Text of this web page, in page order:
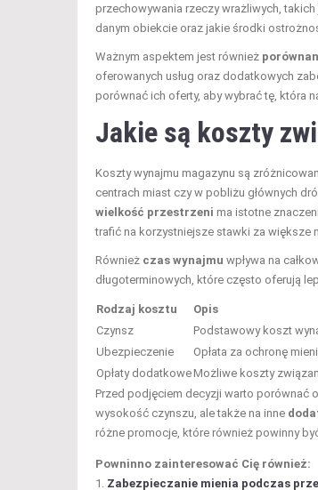
przechowywania rzeczy wrażliwych,
danym obiekcie oraz jakie środki
Ważnym aspektem jest również
oferowanych usług oraz dodatkowych
porównać ich oferty, aby wybrać tę, która
Jakie są koszty
Koszty wynajmu magazynu są
centrach miast czy w pobliżu głównych
wielkość przestrzeni ma istotne
trafić na korzystniejsze stawki za większe
Również czas wynajmu wpływa na
długoterminowych, które często oferują
Rodzaj kosztu
Opis
Czynsz
Podstawowy koszt
Ubezpieczenie
Opłata za ochronę
Opłaty dodatkoweMożliwe koszty
Przed podjęciem decyzji warto porównać
wysokość czynszu, ale także na inne
różne promocje, które również powinny
Powninno zainteresować Cię również:
Zabezpieczanie mienia podczas